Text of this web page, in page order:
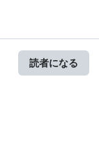
読者になる